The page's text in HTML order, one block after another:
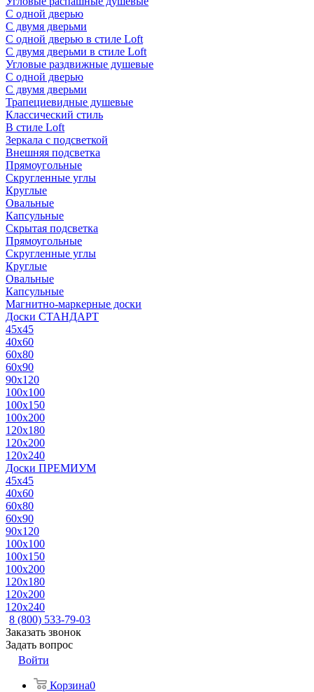
С одной дверью
С двумя дверьми
С одной дверью в стиле Loft
С двумя дверьми в стиле Loft
Угловые раздвижные душевые
С одной дверью
С двумя дверьми
Трапециевидные душевые
Классический стиль
В стиле Loft
Зеркала с подсветкой
Внешняя подсветка
Прямоугольные
Скругленные углы
Круглые
Овальные
Капсульные
Скрытая подсветка
Прямоугольные
Скругленные углы
Круглые
Овальные
Капсульные
Магнитно-маркерные доски
Доски СТАНДАРТ
45x45
40x60
60x80
60x90
90x120
100x100
100x150
100x200
120x180
120x200
120x240
Доски ПРЕМИУМ
45x45
40x60
60x80
60x90
90x120
100x100
100x150
100x200
120x180
120x200
120x240
8 (800) 533-79-03
Заказать звонок
Задать вопрос
Войти
Корзина0